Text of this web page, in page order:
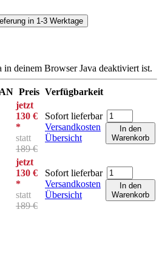
in 1-3 Werktage
in deinem Browser Java deaktiviert ist.
Preis Verfügbarkeit
jetzt
130 €
*
statt
189 €
Sofort lieferbar
Versandkosten
Übersicht
In den
Warenkorb
jetzt
130 €
*
statt
189 €
Sofort lieferbar
Versandkosten
Übersicht
In den
Warenkorb